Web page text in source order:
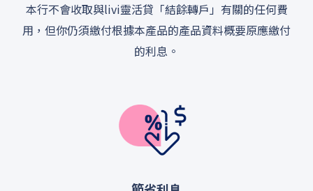
本行不會收取與livi靈活貸「結餘轉戶」有關的任何費
用，但你仍須繳付根據本產品的產品資料概要原應繳付
的利息。